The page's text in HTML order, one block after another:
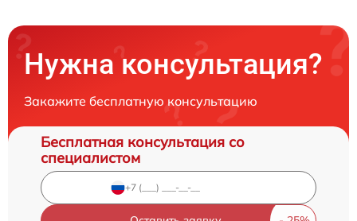
Нужна консультация?
Закажите бесплатную консультацию
Бесплатная консультация со
специалистом